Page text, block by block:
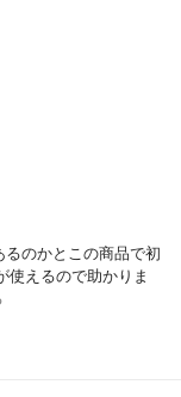
のかとこの商品で初
使えるので助かりま